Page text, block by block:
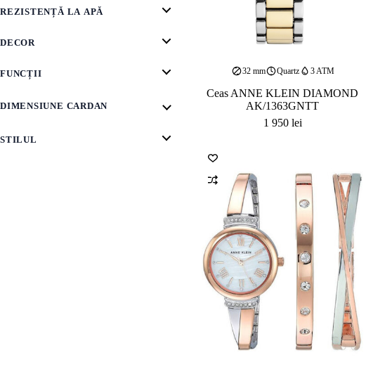
32 mm Quartz 3 ATM
Ceas ANNE KLEIN DIAMOND
AK/1363GNTT
1 950 lei
REZISTENȚĂ LA APĂ
DECOR
FUNCȚII
DIMENSIUNE CARDAN
STILUL